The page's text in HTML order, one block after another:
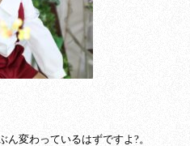
ん変わっているはずですよ?。